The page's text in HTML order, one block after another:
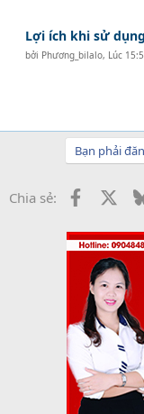
Lợi ích khi sử
bởi Phương_bilalo, Lúc
Bạn phải
Chia sẻ: Facebook